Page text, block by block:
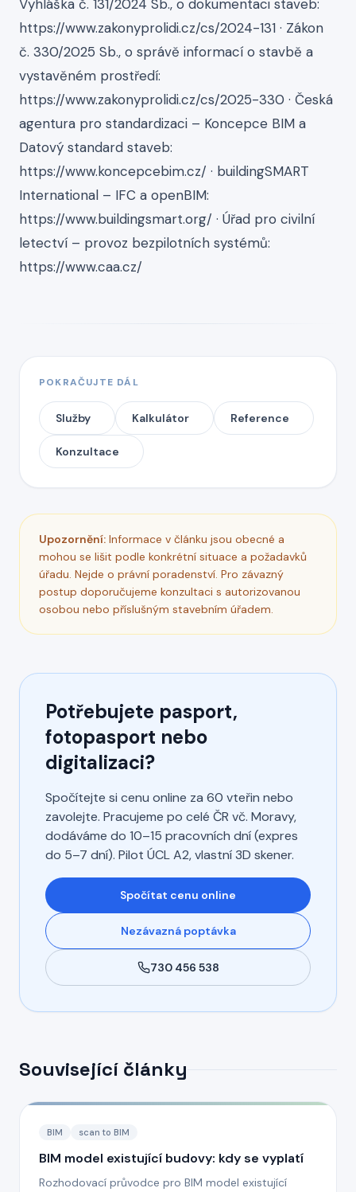
Vyhláška č. 131/2024 Sb., o dokumentaci staveb:
https://www.zakonyprolidi.cz/cs/2024-131 · Zákon
č. 330/2025 Sb., o správě informací o stavbě a
vystavěném prostředí:
https://www.zakonyprolidi.cz/cs/2025-330 · Česká
agentura pro standardizaci – Koncepce BIM a
Datový standard staveb:
https://www.koncepcebim.cz/ · buildingSMART
International – IFC a openBIM:
https://www.buildingsmart.org/ · Úřad pro civilní
letectví – provoz bezpilotních systémů:
https://www.caa.cz/
POKRAČUJTE DÁL
Služby Kalkulátor Reference
Konzultace
Upozornění: Informace v článku jsou obecné a
mohou se lišit podle konkrétní situace a požadavků
úřadu. Nejde o právní poradenství. Pro závazný
postup doporučujeme konzultaci s autorizovanou
osobou nebo příslušným stavebním úřadem.
Potřebujete pasport,
fotopasport nebo
digitalizaci?
Spočítejte si cenu online za 60 vteřin nebo
zavolejte. Pracujeme po celé ČR vč. Moravy,
dodáváme do 10–15 pracovních dní (expres
do 5–7 dní). Pilot ÚCL A2, vlastní 3D skener.
Spočítat cenu online
Nezávazná poptávka
730 456 538
Související články
BIM scan to BIM
BIM model existující budovy: kdy se vyplatí
Rozhodovací průvodce pro BIM model existující